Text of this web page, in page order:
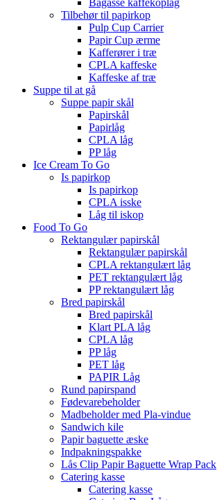
Tilbehør til papirkop
Pulp Cup Carrier
Papir Cup ærme
Kafferører i træ
CPLA kaffeske
Kaffeske af træ
Suppe til at gå
Suppe papir skål
Papirskål
Papirlåg
CPLA låg
PP låg
Ice Cream To Go
Is papirkop
Is papirkop
CPLA isske
Låg til iskop
Food To Go
Rektangulær papirskål
Rektangulær papirskål
CPLA rektangulært låg
PET rektangulært låg
PP rektangulært låg
Bred papirskål
Bred papirskål
Klart PLA låg
CPLA låg
PP låg
PET låg
PAPIR Låg
Rund papirspand
Fødevarebeholder
Madbeholder med Pla-vindue
Sandwich kile
Papir baguette æske
Indpakningspakke
Lås Clip Papir Baguette Wrap Pack
Catering kasse
Catering kasse